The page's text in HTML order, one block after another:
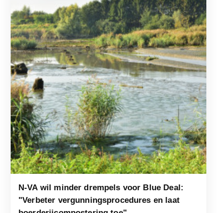
N-VA wil minder drempels voor Blue Deal:
"Verbeter vergunningsprocedures en laat